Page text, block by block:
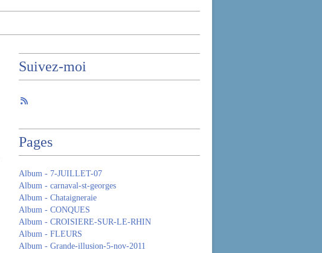
Suivez-moi
Pages
Album - 7-JUILLET-07
Album - carnaval-st-georges
Album - Chataigneraie
Album - CONQUES
Album - CROISIERE-SUR-LE-RHIN
Album - FLEURS
Album - Grande-illusion-5-nov-2011